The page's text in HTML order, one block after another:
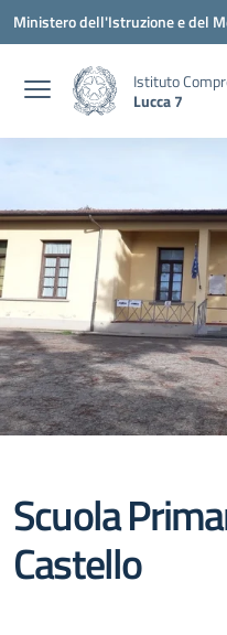
Vai ai contenuti
Vai al menu di navigazione
Vai al footer
Ministero dell'Istruzione e del
Istituto
Lucca 7
Scuola
Castello